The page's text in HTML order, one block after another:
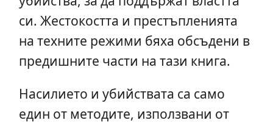
си. Жестокостта и престъпленията
на техните режими бяха обсъдени в
предишните части на тази книга.
Насилието и убийствата са само
един от методите, използвани от